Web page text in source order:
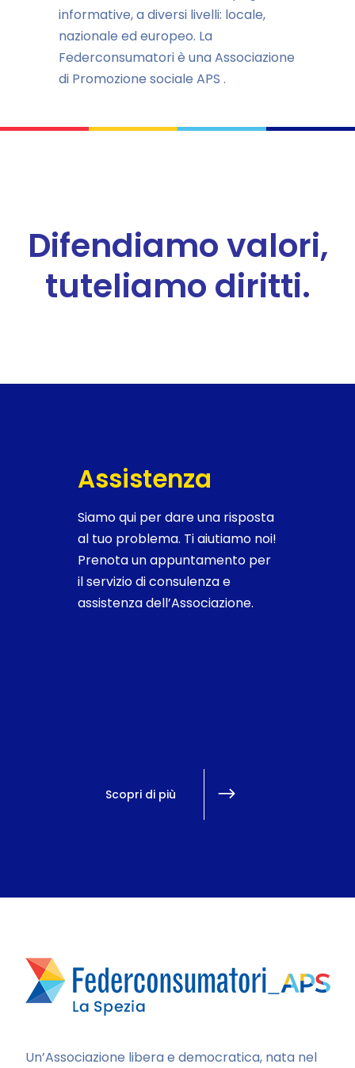
informative, a diversi livelli: locale,
nazionale ed europeo. La
Federconsumatori è una Associazione
di Promozione sociale APS .
Difendiamo valori,
tuteliamo diritti.
Assistenza
Siamo qui per dare una risposta
al tuo problema. Ti aiutiamo noi!
Prenota un appuntamento per
il servizio di consulenza e
assistenza dell’Associazione.
Scopri di più
Un’Associazione libera e democratica, nata nel